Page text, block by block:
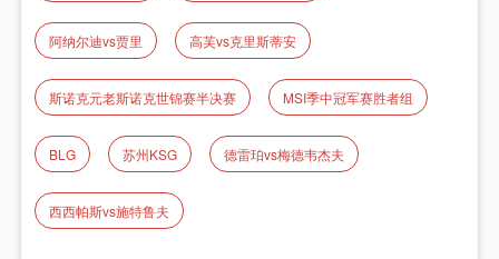
阿纳尔迪vs贾里 高芙vs克里斯蒂安
斯诺克元老斯诺克世锦赛半决赛 MSI季中冠军赛胜者组
BLG 苏州KSG 德雷珀vs梅德韦杰夫
西西帕斯vs施特鲁夫